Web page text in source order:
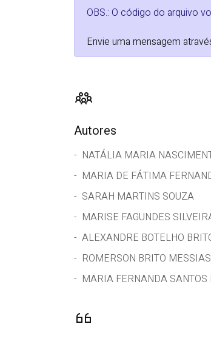
OBS.: O código do arquivo
Envie uma mensagem
Autores
NATÁLIA MARIA
MARIA DE FÁTIMA
SARAH MARTINS SOUZA
MARISE FAGUNDES
ALEXANDRE BOTELHO
ROMERSON BRITO MESSIAS
MARIA FERNANDA SANTOS